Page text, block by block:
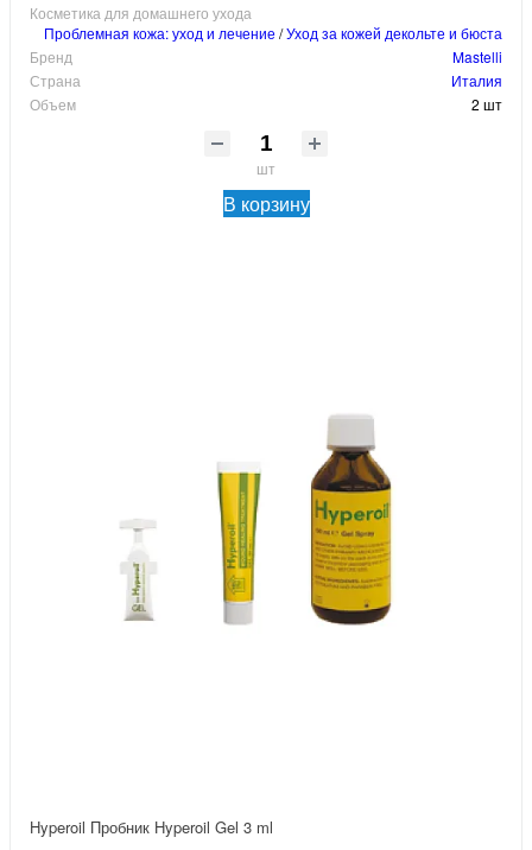
Косметика для домашнего ухода
Проблемная кожа: уход и лечение /Уход за кожей декольте и бюста
Бренд
Mastelli
Страна
Италия
Объем
2 шт
шт
В корзину
Hyperoil Пробник Hyperoil Gel 3 ml